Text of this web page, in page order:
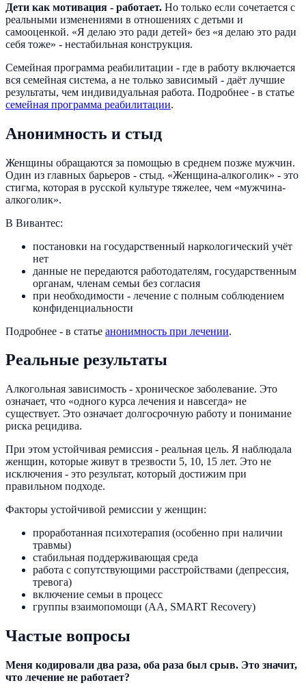
Дети как мотивация - работает. Но только если сочетается с
реальными изменениями в отношениях с детьми и
самооценкой. «Я делаю это ради детей» без «я делаю это ради
себя тоже» - нестабильная конструкция.
Семейная программа реабилитации - где в работу включается
вся семейная система, а не только зависимый - даёт лучшие
результаты, чем индивидуальная работа. Подробнее - в статье
семейная программа реабилитации.
Анонимность и стыд
Женщины обращаются за помощью в среднем позже мужчин.
Один из главных барьеров - стыд. «Женщина-алкоголик» - это
стигма, которая в русской культуре тяжелее, чем «мужчина-
алкоголик».
В Вивантес:
постановки на государственный наркологический учёт
нет
данные не передаются работодателям, государственным
органам, членам семьи без согласия
при необходимости - лечение с полным соблюдением
конфиденциальности
Подробнее - в статье анонимность при лечении.
Реальные результаты
Алкогольная зависимость - хроническое заболевание. Это
означает, что «одного курса лечения и навсегда» не
существует. Это означает долгосрочную работу и понимание
риска рецидива.
При этом устойчивая ремиссия - реальная цель. Я наблюдала
женщин, которые живут в трезвости 5, 10, 15 лет. Это не
исключения - это результат, который достижим при
правильном подходе.
Факторы устойчивой ремиссии у женщин:
проработанная психотерапия (особенно при наличии
травмы)
стабильная поддерживающая среда
работа с сопутствующими расстройствами (депрессия,
тревога)
включение семьи в процесс
группы взаимопомощи (АА, SMART Recovery)
Частые вопросы
Меня кодировали два раза, оба раза был срыв. Это значит,
что лечение не работает?